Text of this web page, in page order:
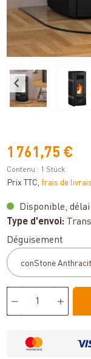
1 761,75 €
Contenu : 1 Stück
Prix TTC, frais de
Disponible,
Type d'envoi:
Sélectionnez
Déguisement